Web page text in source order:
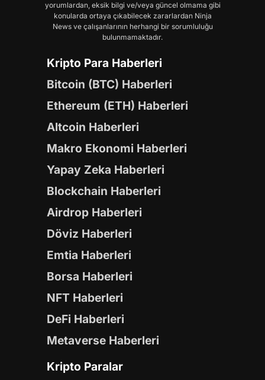
yorumlardan, eksik bilgi ve/veya güncel olmama gibi
konularda ortaya çıkabilecek zararlardan Ninja
News ve çalışanlarının herhangi bir sorumluluğu
bulunmamaktadır.
Kripto Para Haberleri
Bitcoin (BTC) Haberleri
Ethereum (ETH) Haberleri
Altcoin Haberleri
Makro Ekonomi Haberleri
Yapay Zeka Haberleri
Blockchain Haberleri
Airdrop Haberleri
Döviz Haberleri
Emtia Haberleri
Borsa Haberleri
NFT Haberleri
DeFi Haberleri
Metaverse Haberleri
Kripto Paralar